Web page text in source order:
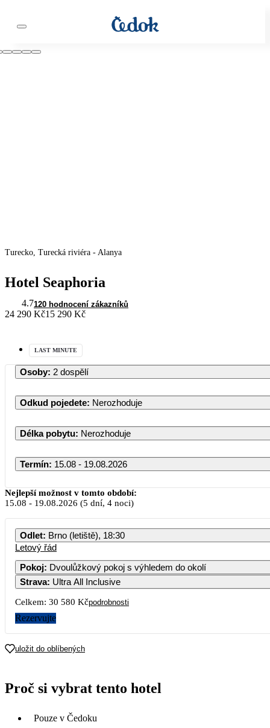
Turecko, Turecká riviéra - Alanya
Hotel Seaphoria
4.7120 hodnocení zákazníků
24 290 Kč15 290 Kč
LAST MINUTE
Osoby: 2 dospělí
Odkud pojedete: Nerozhoduje
Délka pobytu: Nerozhoduje
Termín: 15.08 - 19.08.2026
Nejlepší možnost v tomto období:
15.08 - 19.08.2026 (5 dní, 4 noci)
Odlet: Brno (letiště), 18:30
Letový řád
Pokoj: Dvoulůžkový pokoj s výhledem do okolí
Strava: Ultra All Inclusive
Celkem: 30 580 Kčpodrobnosti
Rezervujte
uložit do oblíbených
Proč si vybrat tento hotel
Pouze v Čedoku